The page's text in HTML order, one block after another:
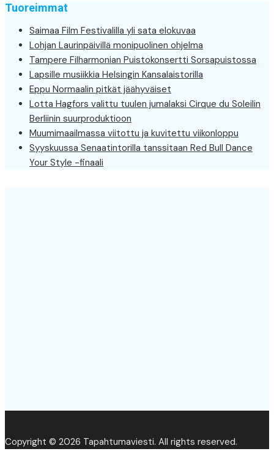
Tuoreimmat
Saimaa Film Festivalilla yli sata elokuvaa
Lohjan Laurinpäivillä monipuolinen ohjelma
Tampere Filharmonian Puistokonsertti Sorsapuistossa
Lapsille musiikkia Helsingin Kansalaistorilla
Eppu Normaalin pitkät jäähyväiset
Lotta Hagfors valittu tuulen jumalaksi Cirque du Soleilin
Berliinin suurproduktioon
Muumimaailmassa viitottu ja kuvitettu viikonloppu
Syyskuussa Senaatintorilla tanssitaan Red Bull Dance
Your Style -finaali
Copyright © 2026 Tapahtumaviesti. All rights reserved.